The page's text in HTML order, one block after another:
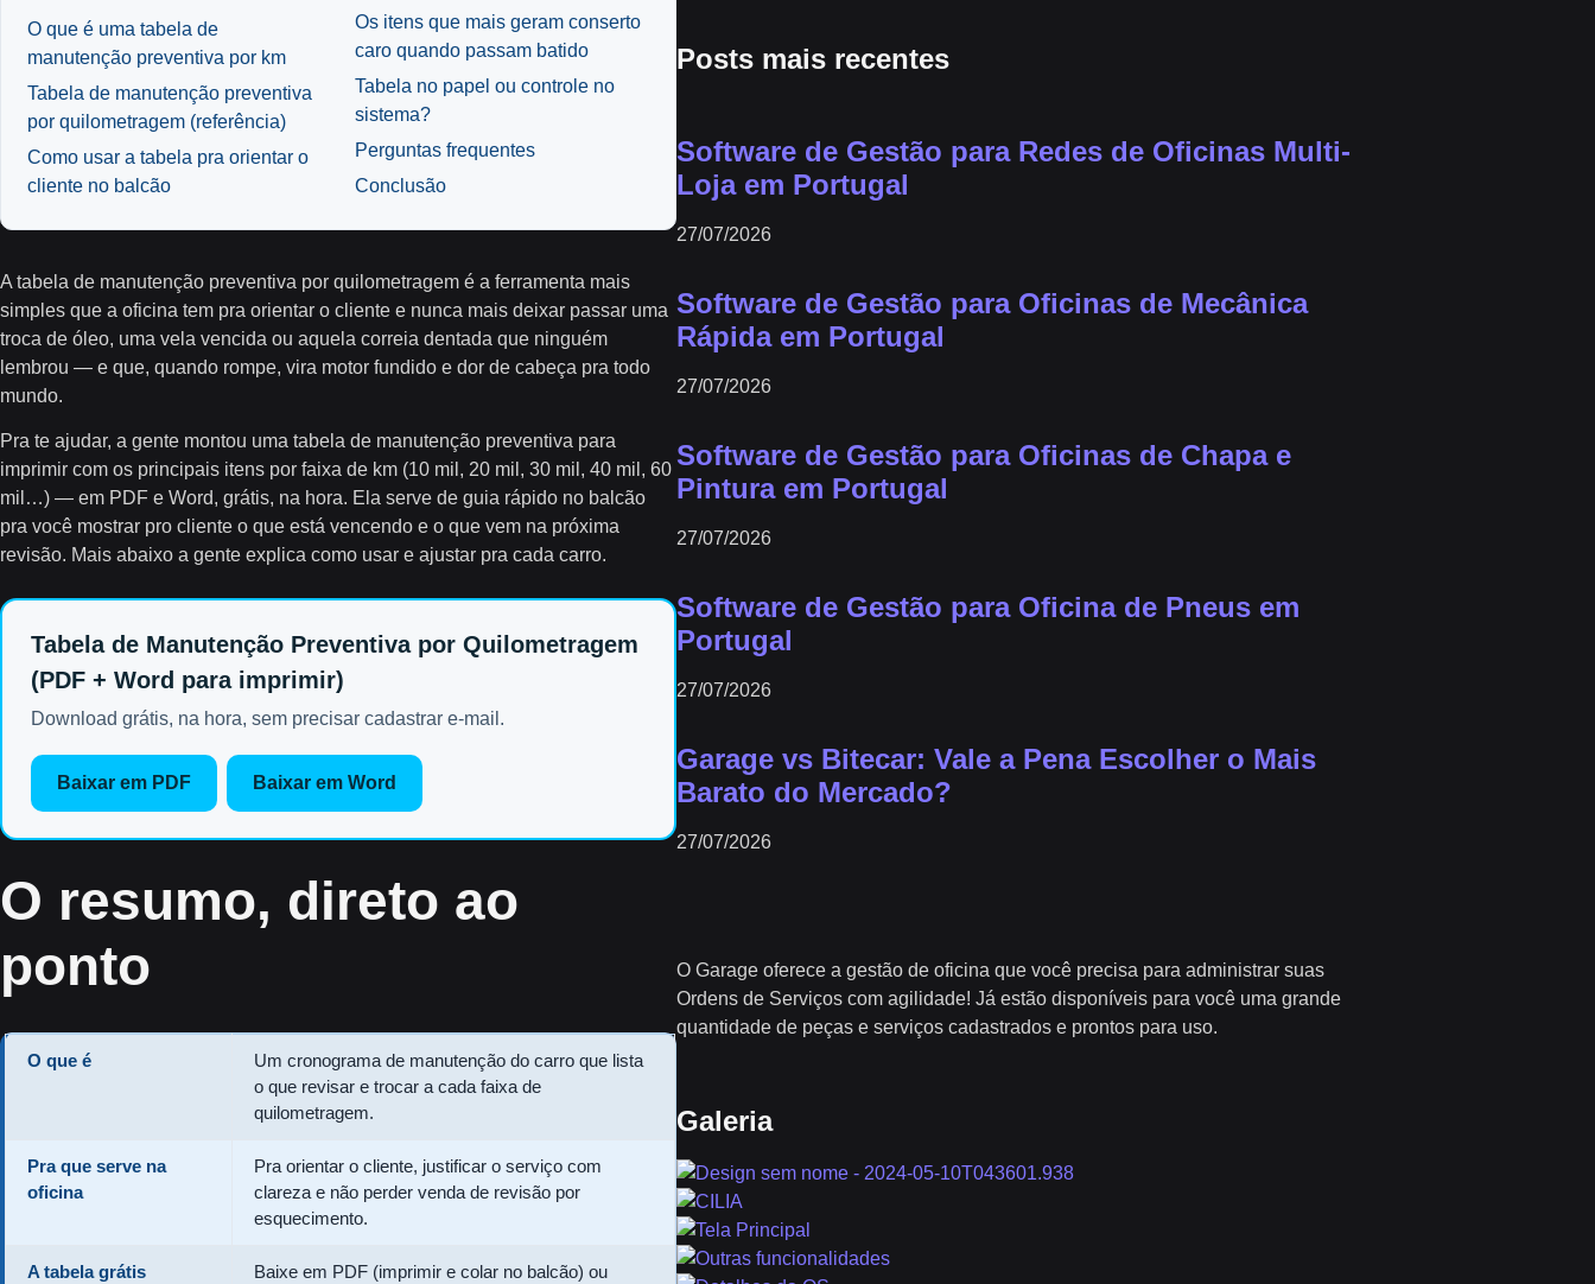
O que é uma tabela de
manutenção preventiva por km
Tabela de manutenção preventiva
por quilometragem (referência)
Como usar a tabela pra orientar o
cliente no balcão
Os itens que mais geram conserto
caro quando passam batido
Tabela no papel ou controle no
sistema?
Perguntas frequentes
Conclusão
A tabela de manutenção preventiva por quilometragem é a ferramenta mais
simples que a oficina tem pra orientar o cliente e nunca mais deixar passar uma
troca de óleo, uma vela vencida ou aquela correia dentada que ninguém
lembrou — e que, quando rompe, vira motor fundido e dor de cabeça pra todo
mundo.
Pra te ajudar, a gente montou uma tabela de manutenção preventiva para
imprimir com os principais itens por faixa de km (10 mil, 20 mil, 30 mil, 40 mil, 60
mil…) — em PDF e Word, grátis, na hora. Ela serve de guia rápido no balcão
pra você mostrar pro cliente o que está vencendo e o que vem na próxima
revisão. Mais abaixo a gente explica como usar e ajustar pra cada carro.
Tabela de Manutenção Preventiva por Quilometragem
(PDF + Word para imprimir)
Download grátis, na hora, sem precisar cadastrar e-mail.
Baixar em PDF Baixar em Word
O resumo, direto ao
ponto
O que é
Um cronograma de manutenção do carro que lista
o que revisar e trocar a cada faixa de
quilometragem.
Pra que serve na
oficina
Pra orientar o cliente, justificar o serviço com
clareza e não perder venda de revisão por
esquecimento.
A tabela grátis
Baixe em PDF (imprimir e colar no balcão) ou
Posts mais recentes
Software de Gestão para Redes de Oficinas Multi-
Loja em Portugal
27/07/2026
Software de Gestão para Oficinas de Mecânica
Rápida em Portugal
27/07/2026
Software de Gestão para Oficinas de Chapa e
Pintura em Portugal
27/07/2026
Software de Gestão para Oficina de Pneus em
Portugal
27/07/2026
Garage vs Bitecar: Vale a Pena Escolher o Mais
Barato do Mercado?
27/07/2026
O Garage oferece a gestão de oficina que você precisa para administrar suas
Ordens de Serviços com agilidade! Já estão disponíveis para você uma grande
quantidade de peças e serviços cadastrados e prontos para uso.
Galeria